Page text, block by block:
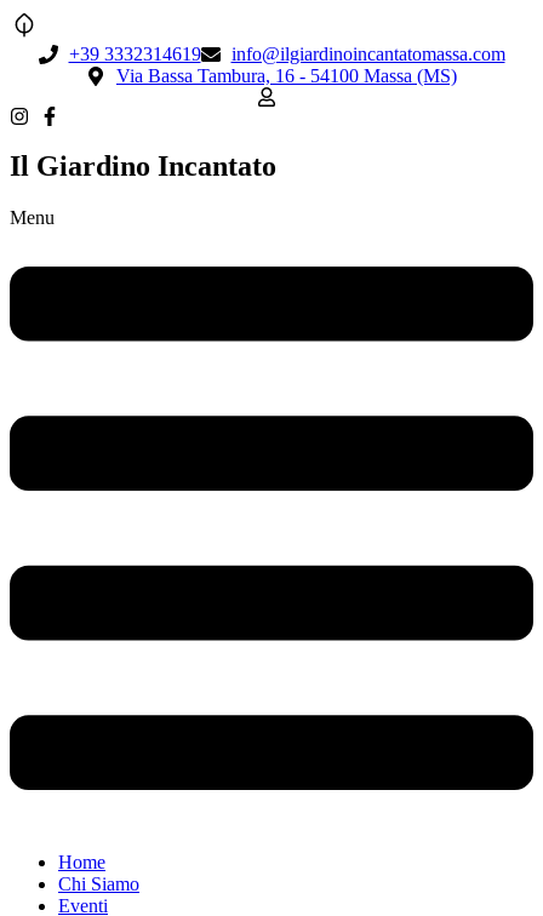
+39 3332314619
info@ilgiardinoincantatomassa.com
Via Bassa Tambura, 16 - 54100 Massa (MS)
Il Giardino Incantato
Menu
Home
Chi Siamo
Eventi